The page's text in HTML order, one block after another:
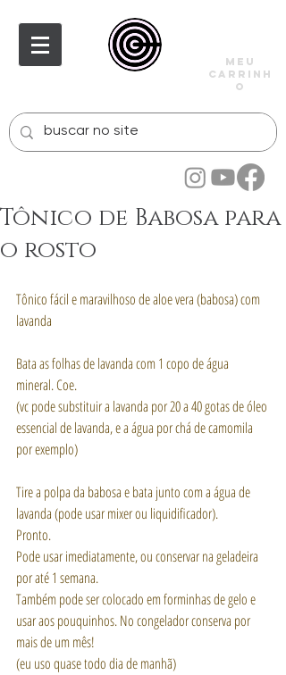
meu
carrinh
o
Tônico de Babosa para
o rosto
Tônico fácil e maravilhoso de aloe vera (babosa) com
lavanda
Bata as folhas de lavanda com 1 copo de água
mineral. Coe.
(vc pode substituir a lavanda por 20 a 40 gotas de óleo
essencial de lavanda, e a água por chá de camomila
por exemplo)
Tire a polpa da babosa e bata junto com a água de
lavanda (pode usar mixer ou liquidificador).
Pronto.
Pode usar imediatamente, ou conservar na geladeira
por até 1 semana.
Também pode ser colocado em forminhas de gelo e
usar aos pouquinhos. No congelador conserva por
mais de um mês!
(eu uso quase todo dia de manhã)